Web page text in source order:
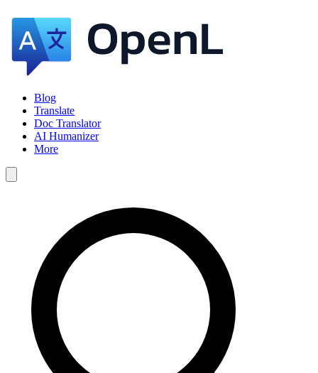
Blog
Translate
Doc Translator
AI Humanizer
More